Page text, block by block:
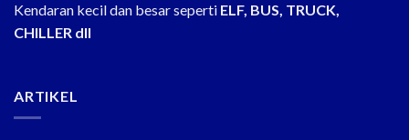
Kendaran kecil dan besar seperti ELF, BUS, TRUCK,
CHILLER dll
ARTIKEL